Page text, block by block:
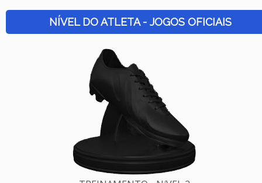
NÍVEL DO ATLETA - JOGOS OFICIAIS